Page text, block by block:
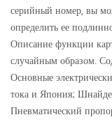
серийный номер, вы
определить ее
Описание функции
случайным образом.
Основные
тока и Япония;
Пневматический